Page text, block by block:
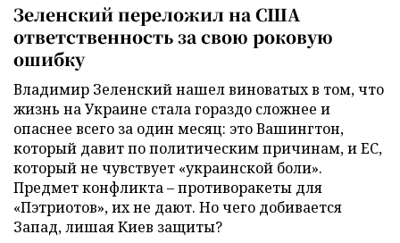
Зеленский переложил на США
ответственность за свою роковую
ошибку
Владимир Зеленский нашел виноватых в том, что
жизнь на Украине стала гораздо сложнее и
опаснее всего за один месяц: это Вашингтон,
который давит по политическим причинам, и ЕС,
который не чувствует «украинской боли».
Предмет конфликта – противоракеты для
«Пэтриотов», их не дают. Но чего добивается
Запад, лишая Киев защиты?